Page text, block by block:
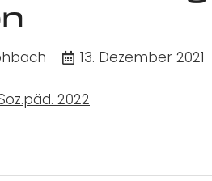
13. Dezember 2021
2022